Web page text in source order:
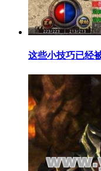
这些小技巧已经